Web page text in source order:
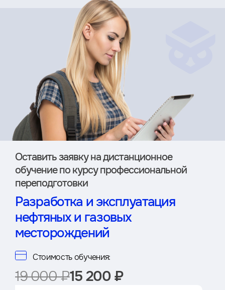
Оставить заявку на дистан­ционное
обучение по курсу профессиональной
переподготовки
Разработка и эксплуатация
нефтяных и газовых
месторождений
Стоимость обучения:
19 000 ₽15 200 ₽